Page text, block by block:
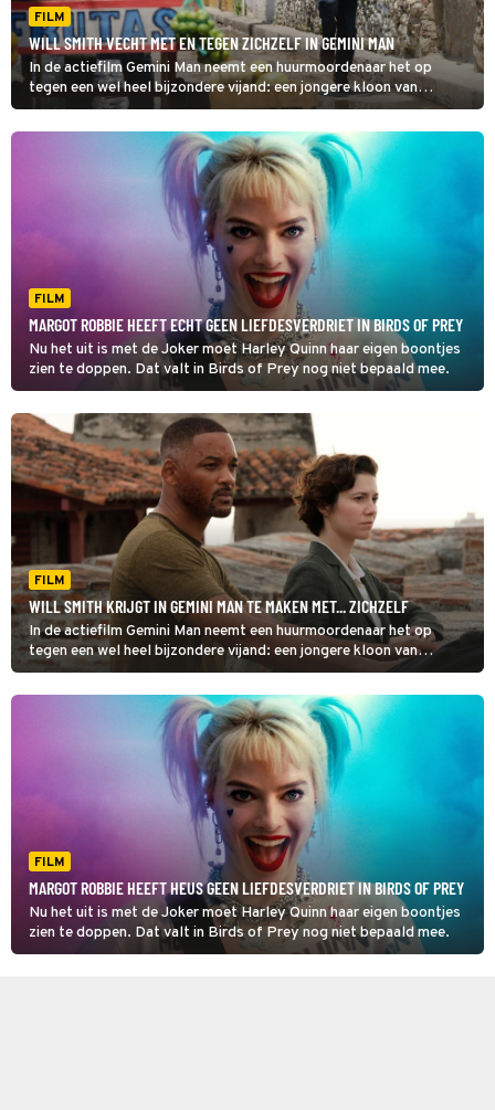
FILM
WILL SMITH VECHT MET EN TEGEN ZICHZELF IN GEMINI MAN
In de actiefilm Gemini Man neemt een huurmoordenaar het op
tegen een wel heel bijzondere vijand: een jongere kloon van
zichzelf.
FILM
MARGOT ROBBIE HEEFT ECHT GEEN LIEFDESVERDRIET IN BIRDS OF PREY
Nu het uit is met de Joker moet Harley Quinn haar eigen boontjes
zien te doppen. Dat valt in Birds of Prey nog niet bepaald mee.
FILM
WILL SMITH KRIJGT IN GEMINI MAN TE MAKEN MET... ZICHZELF
In de actiefilm Gemini Man neemt een huurmoordenaar het op
tegen een wel heel bijzondere vijand: een jongere kloon van
zichzelf.
FILM
MARGOT ROBBIE HEEFT HEUS GEEN LIEFDESVERDRIET IN BIRDS OF PREY
Nu het uit is met de Joker moet Harley Quinn haar eigen boontjes
zien te doppen. Dat valt in Birds of Prey nog niet bepaald mee.